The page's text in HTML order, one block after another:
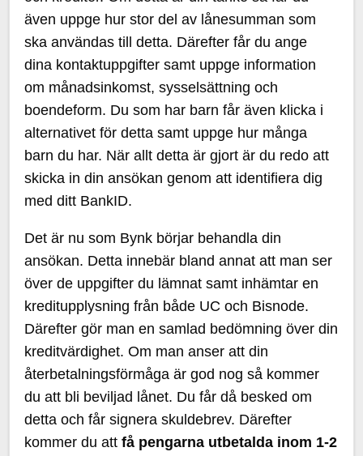
även uppge hur stor del av lånesumman som
ska användas till detta. Därefter får du ange
dina kontaktuppgifter samt uppge information
om månadsinkomst, sysselsättning och
boendeform. Du som har barn får även klicka i
alternativet för detta samt uppge hur många
barn du har. När allt detta är gjort är du redo att
skicka in din ansökan genom att identifiera dig
med ditt BankID.
Det är nu som Bynk börjar behandla din
ansökan. Detta innebär bland annat att man ser
över de uppgifter du lämnat samt inhämtar en
kreditupplysning från både UC och Bisnode.
Därefter gör man en samlad bedömning över din
kreditvärdighet. Om man anser att din
återbetalningsförmåga är god nog så kommer
du att bli beviljad lånet. Du får då besked om
detta och får signera skuldebrev. Därefter
kommer du attfå pengarna utbetalda inom 1-2